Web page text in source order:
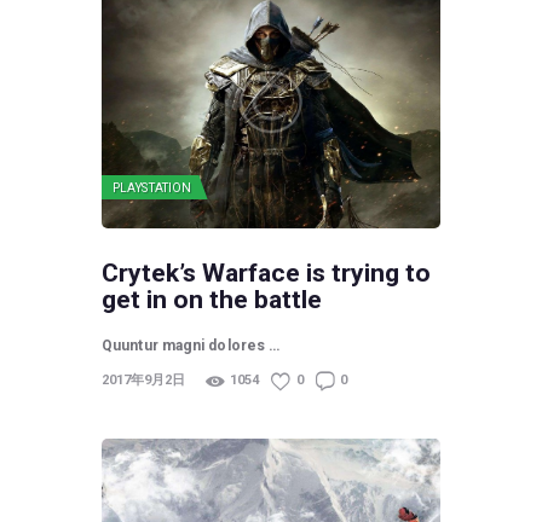
PLAYSTATION
Crytek’s Warface is trying to
get in on the battle
Quuntur magni dolores …
2017年9月2日 1054 0 0